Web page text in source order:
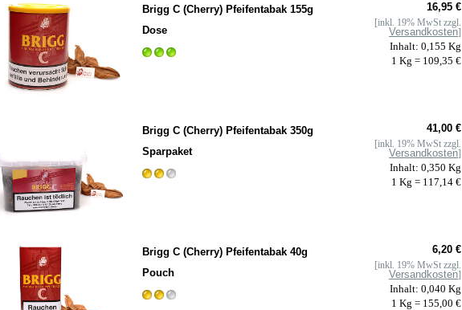
Brigg C (Cherry) Pfeifentabak 155g
Dose
16,95 €
[inkl. 19% MwSt zzgl.
Versandkosten]
Inhalt: 0,155 Kg
1 Kg = 109,35 €
Brigg C (Cherry) Pfeifentabak 350g
Sparpaket
41,00 €
[inkl. 19% MwSt zzgl.
Versandkosten]
Inhalt: 0,350 Kg
1 Kg = 117,14 €
Brigg C (Cherry) Pfeifentabak 40g
Pouch
6,20 €
[inkl. 19% MwSt zzgl.
Versandkosten]
Inhalt: 0,040 Kg
1 Kg = 155,00 €